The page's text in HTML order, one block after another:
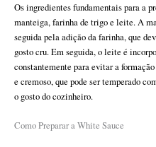
Os ingredientes fundamentais para a
manteiga, farinha de trigo e leite. A
seguida pela adição da farinha, que
gosto cru. Em seguida, o leite é
constantemente para evitar a
e cremoso, que pode ser temperado
o gosto do cozinheiro.
Como Preparar a White Sauce